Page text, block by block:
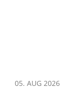
05. AUG 2026